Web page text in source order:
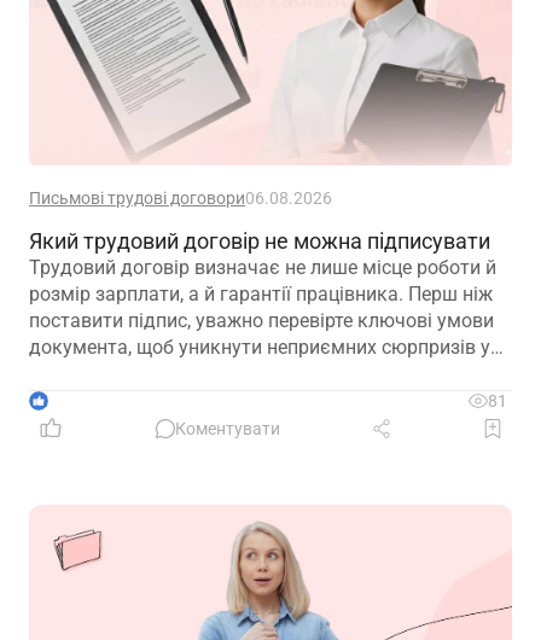
Письмові трудові договори06.08.2026
Який трудовий договір не можна підписувати
Трудовий договір визначає не лише місце роботи й
розмір зарплати, а й гарантії працівника. Перш ніж
поставити підпис, уважно перевірте ключові умови
документа, щоб уникнути неприємних сюрпризів у
1
81
Коментувати